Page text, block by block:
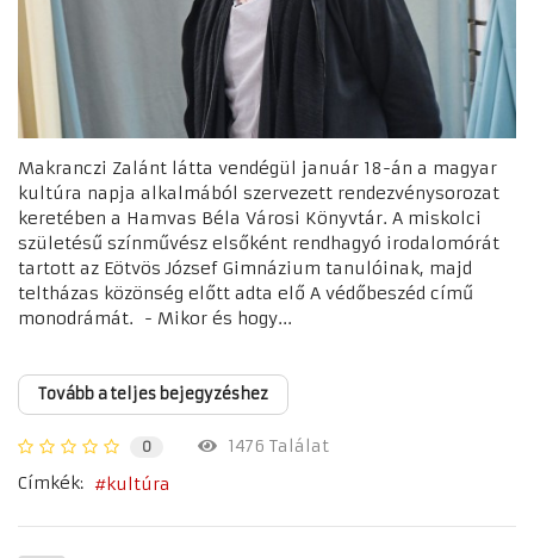
Makranczi Zalánt látta vendégül január 18-án a magyar
kultúra napja alkalmából szervezett rendezvénysorozat
keretében a Hamvas Béla Városi Könyvtár. A miskolci
születésű színművész elsőként rendhagyó irodalomórát
tartott az Eötvös József Gimnázium tanulóinak, majd
teltházas közönség előtt adta elő A védőbeszéd című
monodrámát. - Mikor és hogy...
Tovább a teljes bejegyzéshez
0
1476 Találat
Címkék:
kultúra